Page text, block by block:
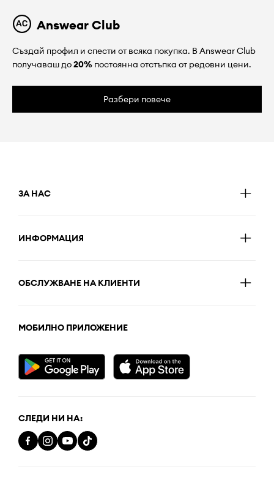
Answear Club
Създай профил и спести от всяка покупка. В Answear Club
получаваш до20% постоянна отстъпка от редовни цени.
Разбери повече
ЗА НАС
ИНФОРМАЦИЯ
ОБСЛУЖВАНЕ НА КЛИЕНТИ
МОБИЛНО ПРИЛОЖЕНИЕ
СЛЕДИ НИ НА: